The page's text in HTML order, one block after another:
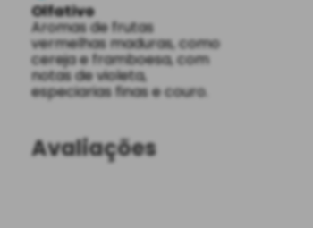
Olfativo
Aromas de frutas
vermelhas maduras, como
cereja e framboesa, com
notas de violeta,
especiarias finas e couro.
Avaliações